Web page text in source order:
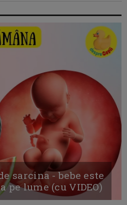
sarcina - bebe este
pe lume (cu VIDEO)